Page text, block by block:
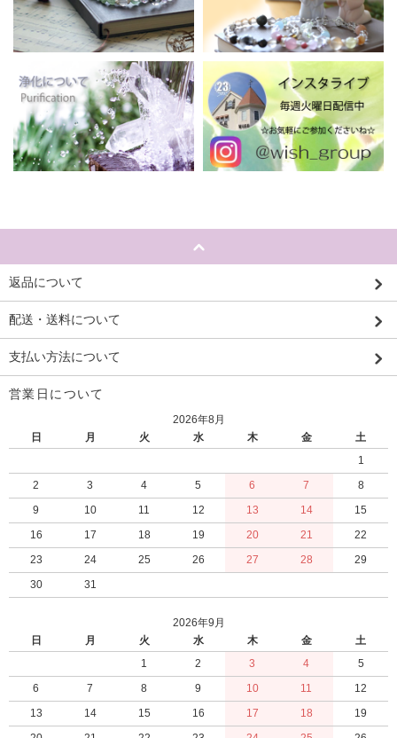
返品について
配送・送料について
支払い方法について
営業日について
2026年8月
日
月 火 水 木 金
土
1
2
3 4 5 6 7
8
9
10 11 12 13 14
15
16
17 18 19 20 21
22
23
24 25 26 27 28
29
30
31
2026年9月
日
月 火 水 木 金
土
1
2 3 4
5
6
7 8 9 10 11
12
13
14 15 16 17 18
19